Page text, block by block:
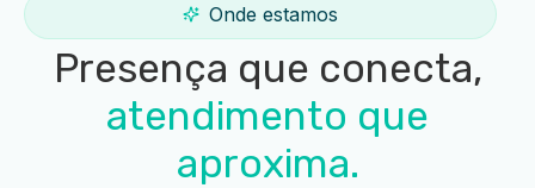
Onde estamos
Presença que conecta,
atendimento que
aproxima.